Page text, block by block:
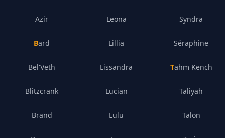
Azir
Bard
Bel'Veth
Blitzcrank
Brand
Leona
Lillia
Lissandra
Lucian
Lulu
Syndra
Séraphine
Tahm Kench
Taliyah
Talon